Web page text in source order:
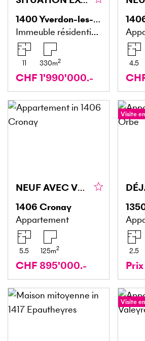
1400Yverdon-les-Bains
Immeuble résidentiel et commercial
11 330m2
CHF 1'990'000.-
4.5
NEUF AVEC VUE IMPRENABLE
1406 Cronay
Appartement
5.5 125m2
CHF 895'000.-
Visite
2.5
Visite